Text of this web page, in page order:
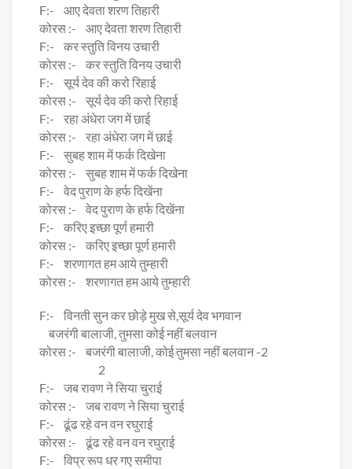
F:- आए देवता शरण तिहारी
कोरस :- आए देवता शरण तिहारी
F:- कर स्तुति विनय उचारी
कोरस :- कर स्तुति विनय उचारी
F:- सूर्य देव की करो रिहाई
कोरस :- सूर्य देव की करो रिहाई
F:- रहा अंधेरा जग में छाई
कोरस :- रहा अंधेरा जग में छाई
F:- सुबह शाम में फर्क दिखेना
कोरस :- सुबह शाम में फर्क दिखेना
F:- वेद पुराण के हर्फ दिखेंना
कोरस :- वेद पुराण के हर्फ दिखेंना
F:- करिए इच्छा पूर्ण हमारी
कोरस :- करिए इच्छा पूर्ण हमारी
F:- शरणागत हम आये तुम्हारी
कोरस :- शरणागत हम आये तुम्हारी
F:- विनती सुन कर छोड़े मुख से,सूर्य देव भगवान
बजरंगी बालाजी, तुमसा कोई नहीं बलवान
कोरस :- बजरंगी बालाजी, कोई तुमसा नहीं बलवान -2
2
F:- जब रावण ने सिया चुराई
कोरस :- जब रावण ने सिया चुराई
F:- ढूंढ रहे वन वन रघुराई
कोरस :- ढूंढ रहे वन वन रघुराई
F:- विप्र रूप धर गए समीपा